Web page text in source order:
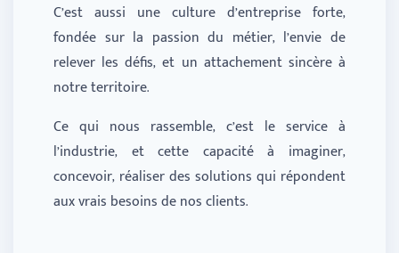
C’est aussi une culture d’entreprise forte,
fondée sur la passion du métier, l’envie de
relever les défis, et un attachement sincère à
notre territoire.
Ce qui nous rassemble, c’est le service à
l’industrie, et cette capacité à imaginer,
concevoir, réaliser des solutions qui répondent
aux vrais besoins de nos clients.